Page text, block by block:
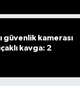
güvenlik kamerası
kavga: 2